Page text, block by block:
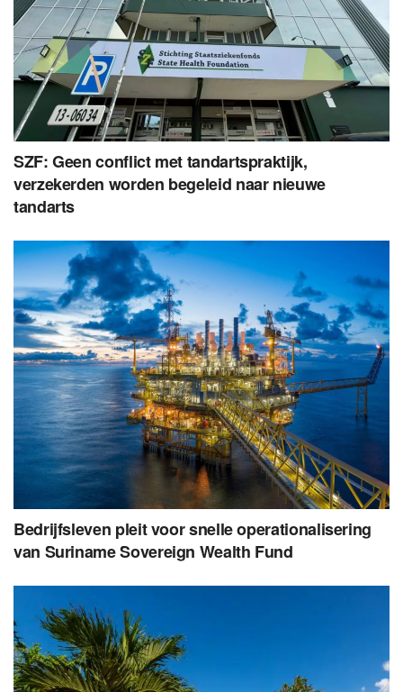
SZF: Geen conflict met tandartspraktijk,
verzekerden worden begeleid naar nieuwe
tandarts
Bedrijfsleven pleit voor snelle operationalisering
van Suriname Sovereign Wealth Fund